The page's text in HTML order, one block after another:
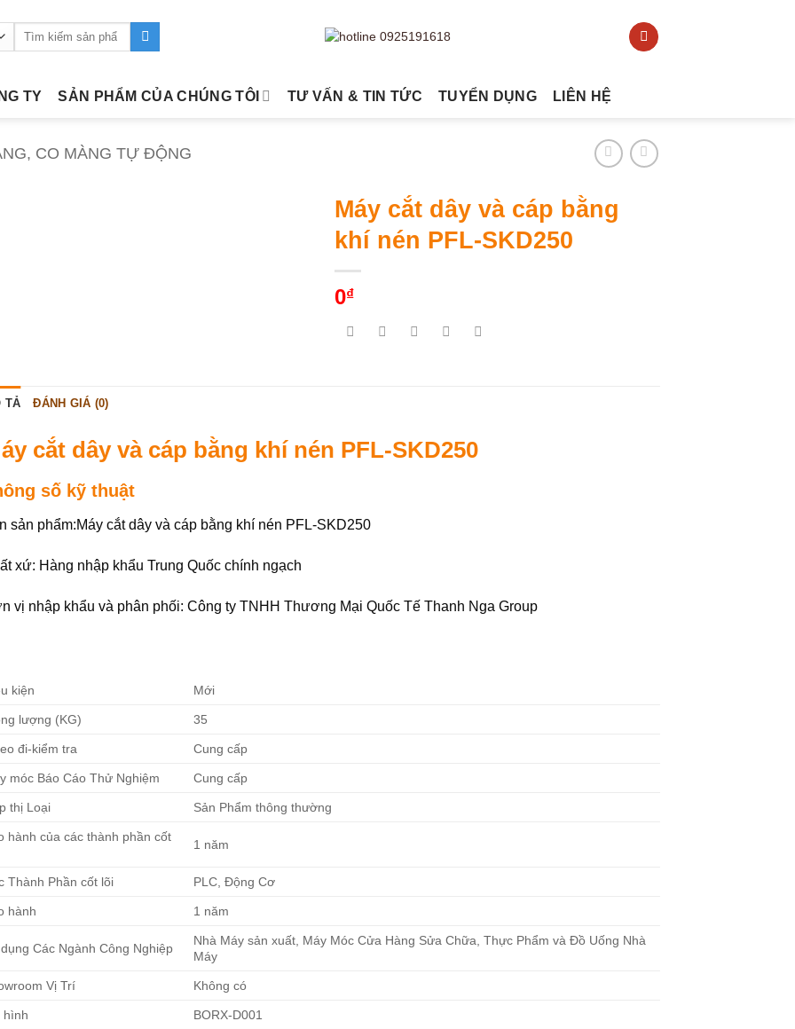
Tìm
TY SẢN PHẨM CỦA CHÚNG TÔI TƯ VẤN & TIN TỨC TUYỂN DỤNG LIÊN HỆ
CO MÀNG TỰ ĐỘNG
Máy cắt dây và cáp bằng
khí nén PFL-SKD250
0₫
TẢ ĐÁNH GIÁ (0)
cắt dây và cáp bằng khí nén PFL-SKD250
số kỹ thuật
sản phẩm:Máy cắt dây và cáp bằng khí nén PFL-SKD250
xứ: Hàng nhập khẩu Trung Quốc chính ngạch
vị nhập khẩu và phân phối: Công ty TNHH Thương Mại Quốc Tế Thanh Nga Group
kiện Mới
lượng (KG) 35
đi-kiểm tra Cung cấp
móc Báo Cáo Thử Nghiệm Cung cấp
thị Loại Sản Phẩm thông thường
hành của các thành phần cốt
1 năm
Thành Phần cốt lõi PLC, Động Cơ
hành 1 năm
Các Ngành Công Nghiệp
Nhà Máy sản xuất, Máy Móc Cửa Hàng Sửa Chữa, Thực Phẩm và Đồ Uống Nhà
Máy
Vị Trí Không có
hình BORX-D001